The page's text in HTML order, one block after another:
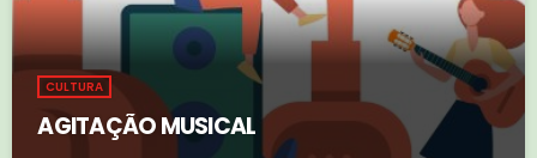
CULTURA
AGITAÇÃO MUSICAL